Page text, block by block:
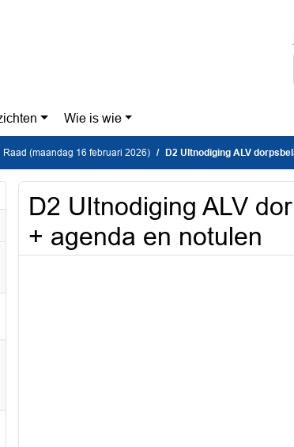
Wie is wie
Raad (maandag 16 februari 2026) D2 UItnodiging ALV
D2 UItnodiging ALV
+ agenda en notulen